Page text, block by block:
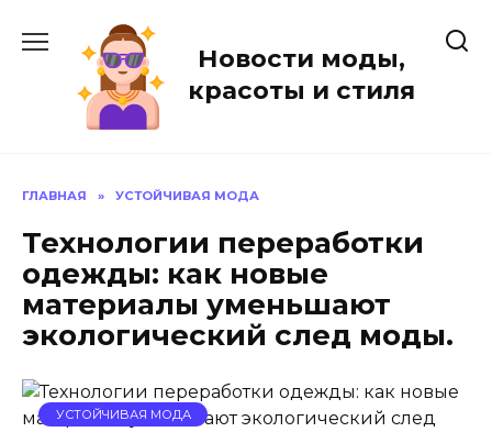
содержанию
Новости моды,
красоты и стиля
ГЛАВНАЯ » УСТОЙЧИВАЯ МОДА
Технологии переработки
одежды: как новые
материалы уменьшают
экологический след моды.
УСТОЙЧИВАЯ МОДА